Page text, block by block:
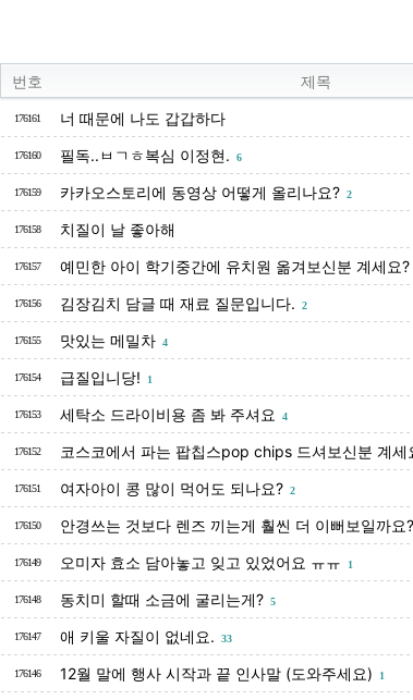
번호 제목
176161 너 때문에 나도 갑갑하다
176160 필독..ㅂㄱㅎ복심 이정현. 6
176159 카카오스토리에 동영상 어떻게 올리나요? 2
176158 치질이 날 좋아해
176157 예민한 아이 학기중간에 유치원 옮겨보신분 계세요?
176156 김장김치 담글 때 재료 질문입니다. 2
176155 맛있는 메밀차 4
176154 급질입니당! 1
176153 세탁소 드라이비용 좀 봐 주셔요 4
176152 코스코에서 파는 팝칩스pop chips 드셔보신분 계세
176151 여자아이 콩 많이 먹어도 되나요? 2
176150 안경쓰는 것보다 렌즈 끼는게 훨씬 더 이뻐보일까요?
176149 오미자 효소 담아놓고 잊고 있었어요 ㅠㅠ 1
176148 동치미 할때 소금에 굴리는게? 5
176147 애 키울 자질이 없네요. 33
176146 12월 말에 행사 시작과 끝 인사말 (도와주세요) 1